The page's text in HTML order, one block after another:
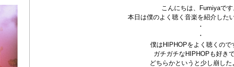
こんにちは、Fumiyaです
本日は僕のよく聴く音楽を紹介した
・
・
僕はHIPHOPをよく聴くので
ガチガチなHIPHOPも好き
どちらかというと少し崩した